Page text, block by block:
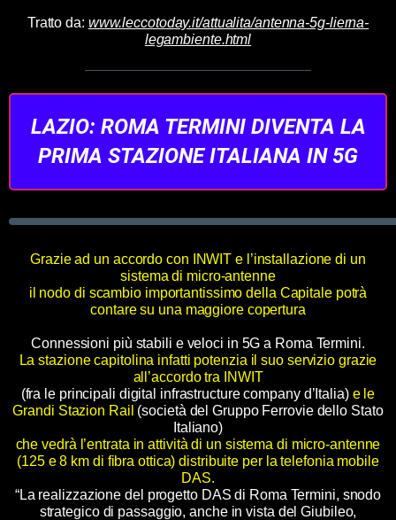
Tratto da: www.leccotoday.it/attualita/antenna-5g-lierna-
legambiente.html
LAZIO: ROMA TERMINI DIVENTA LA
PRIMA STAZIONE ITALIANA IN 5G
Grazie ad un accordo con INWIT e l’installazione di un
sistema di micro-antenne
il nodo di scambio importantissimo della Capitale potrà
contare su una maggiore copertura
Connessioni più stabili e veloci in 5G a Roma Termini.
La stazione capitolina infatti potenzia il suo servizio grazie
all’accordo tra INWIT
(fra le principali digital infrastructure company d’Italia) e le
Grandi Stazion Rail (società del Gruppo Ferrovie dello Stato
Italiano)
che vedrà l’entrata in attività di un sistema di micro-antenne
(125 e 8 km di fibra ottica) distribuite per la telefonia mobile
DAS.
“La realizzazione del progetto DAS di Roma Termini, snodo
strategico di passaggio, anche in vista del Giubileo,